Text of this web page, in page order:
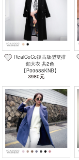
RealCoCo復古版型雙排
釦大衣 共2色
【P00588KNB】
3980元